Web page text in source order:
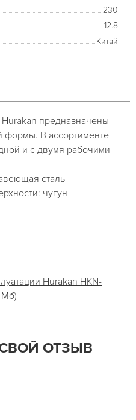
230
12.8
Китай
предназначены
формы. В ассортименте
и с двумя рабочими
сталь
чугун
Hurakan HKN-
Мб)
ОТЗЫВ